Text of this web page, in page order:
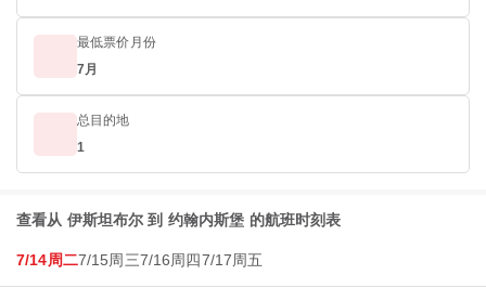
最低票价月份
7月
总目的地
1
查看从 伊斯坦布尔 到 约翰内斯堡 的航班时刻表
7/14周二7/15周三7/16周四7/17周五